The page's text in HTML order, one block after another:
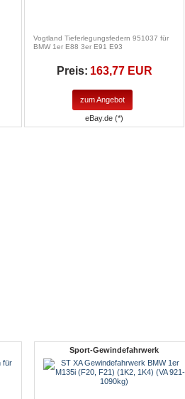
Vogtland Tieferlegungsfedern 951037 für
BMW 1er E88 3er E91 E93
Preis: 163,77 EUR
zum Angebot
eBay.de (*)
Sport-Gewindefahrwerk